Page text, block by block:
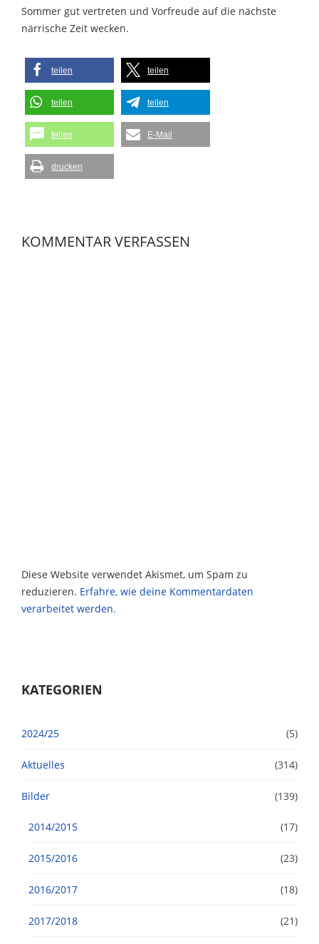
Sommer gut vertreten und Vorfreude auf die nächste
närrische Zeit wecken.
teilen teilen
teilen teilen
teilen E-Mail
drucken
KOMMENTAR VERFASSEN
Diese Website verwendet Akismet, um Spam zu
reduzieren. Erfahre, wie deine Kommentardaten
verarbeitet werden.
KATEGORIEN
2024/25 (5)
Aktuelles (314)
Bilder (139)
2014/2015 (17)
2015/2016 (23)
2016/2017 (18)
2017/2018 (21)